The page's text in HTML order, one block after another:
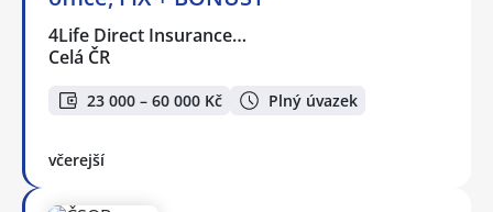
4Life Direct Insurance…
Celá ČR
23 000 – 60 000 Kč Plný úvazek
včerejší